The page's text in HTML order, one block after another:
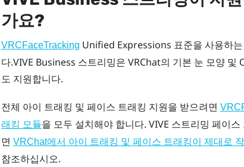
가요?
VRCFaceTracking Unified Expressions 표준을 사용하는
다.VIVE Business 스트리밍은 VRChat의 기본 눈 모양 및
도 지원합니다.
전체 아이 트래킹 및 페이스 트래킹 지원을 받으려면
래킹 모듈을 모두 설치해야 합니다. VIVE 스트리밍 페이
면 VRChat에서 아이 트래킹 및 페이스 트래킹이 제대로
참조하십시오.